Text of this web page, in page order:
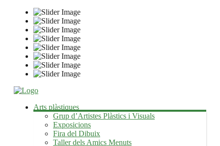
Arts plàstiques
Grup d’Artistes Plàstics i Visuals
Exposicions
Fira del Dibuix
Taller dels Amics Menuts